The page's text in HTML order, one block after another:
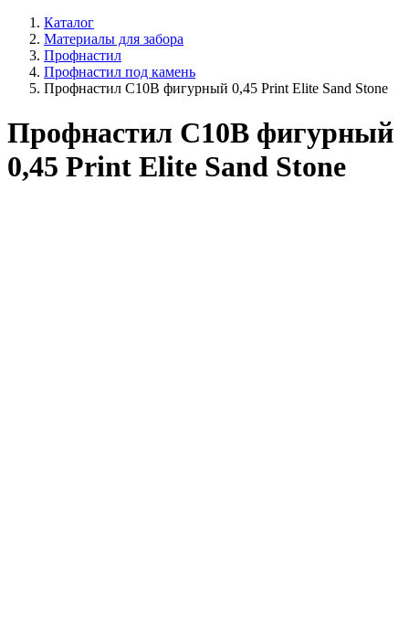
Каталог
Материалы для забора
Профнастил
Профнастил под камень
Профнастил С10B фигурный 0,45 Print Elite Sand Stone
Профнастил С10B фигурный
0,45 Print Elite Sand Stone